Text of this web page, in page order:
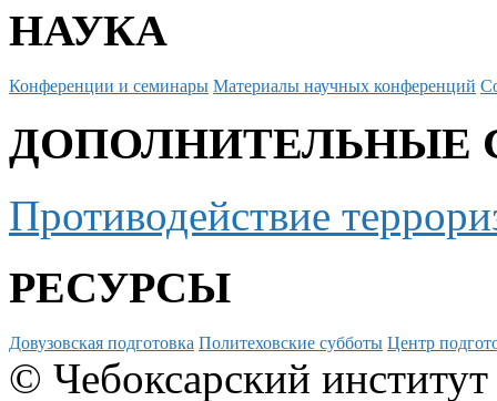
НАУКА
Конференции и семинары Материалы научных конференций
ДОПОЛНИТЕЛЬНЫЕ
Противодействие
РЕСУРСЫ
Довузовская подготовка Политеховские субботы Центр
© Чебоксарский